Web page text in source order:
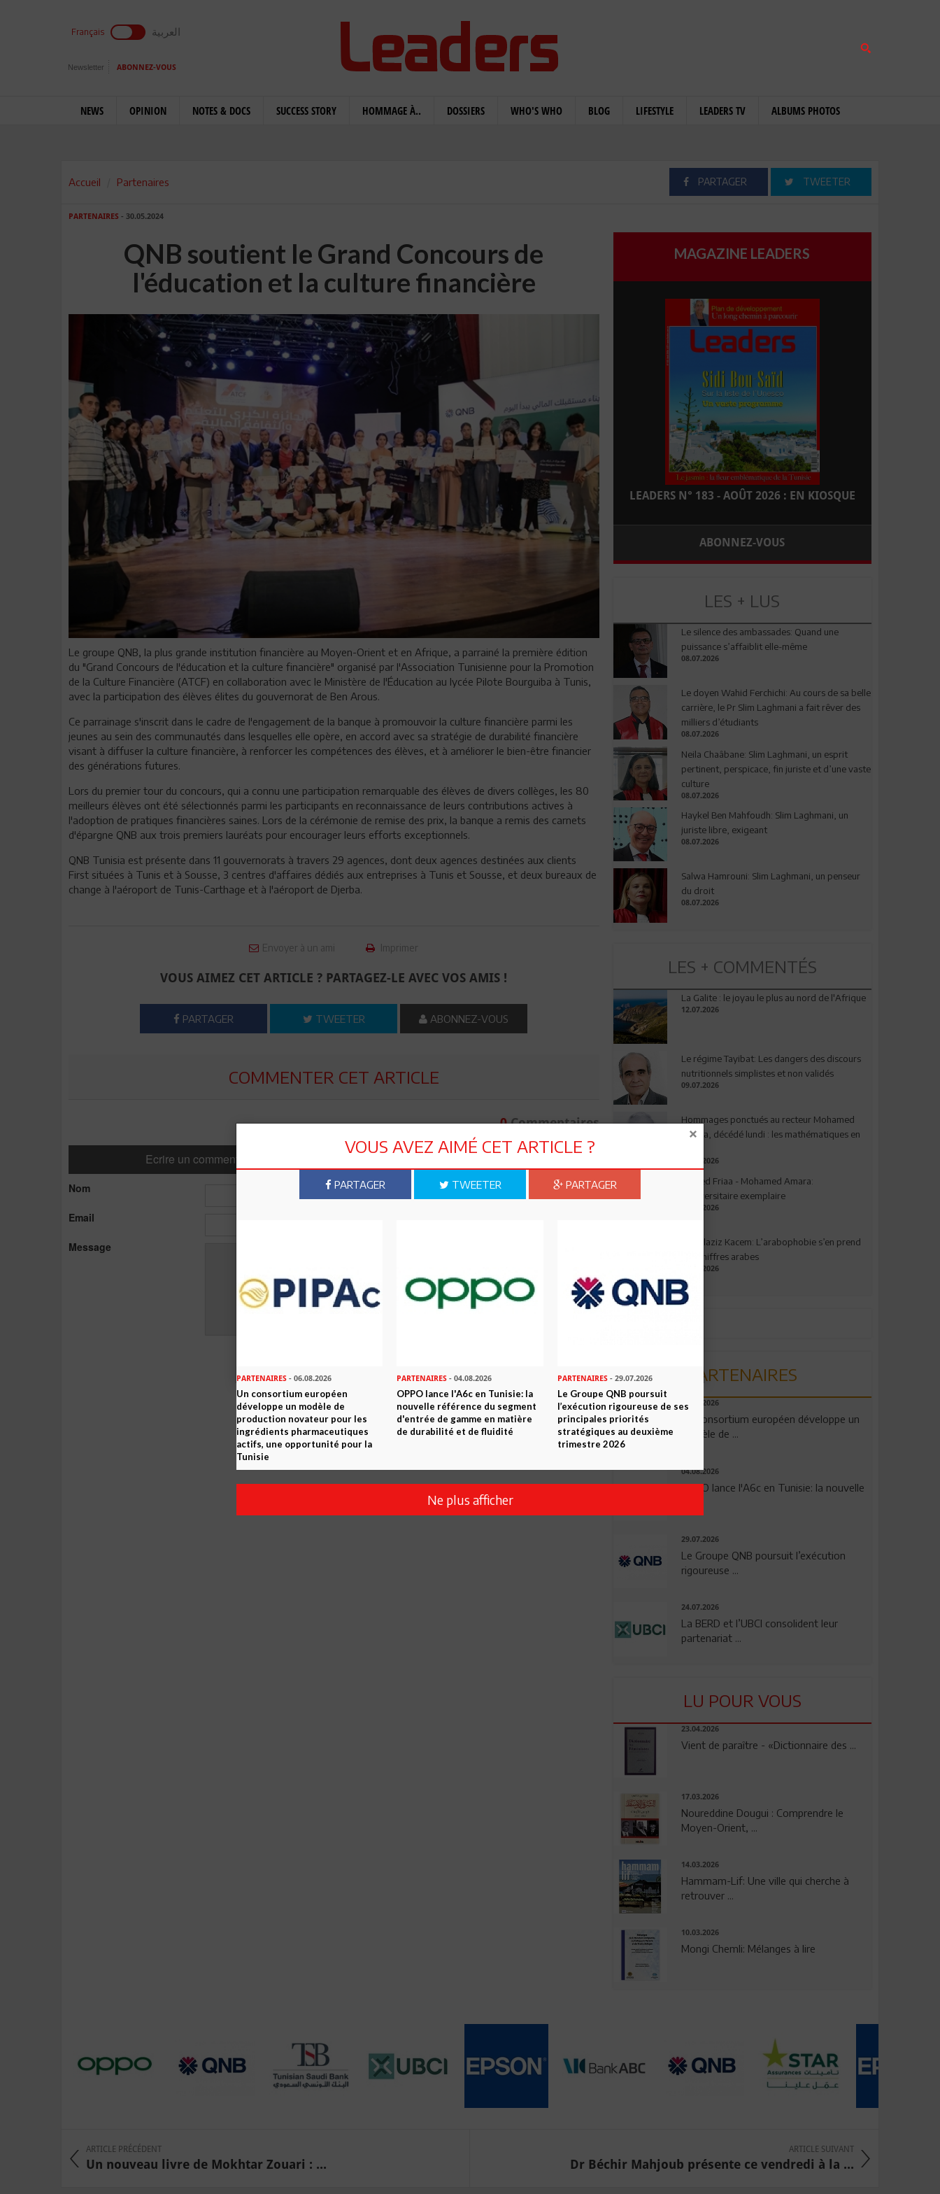
Français العربية
Newsletter ABONNEZ-VOUS
NEWS OPINION NOTES & DOCS SUCCESS STORY HOMMAGE À.. DOSSIERS WHO'S WHO BLOG LIFESTYLE LEADERS TV ALBUMS PHOTOS
Accueil Partenaires PARTAGER TWEETER
PARTENAIRES - 30.05.2024
QNB soutient le Grand Concours de
l'éducation et la culture financière
Le groupe QNB, la plus grande institution financière au Moyen-Orient et en Afrique, a parrainé la première édition
du "Grand Concours de l'éducation et la culture financière" organisé par l'Association Tunisienne pour la Promotion
de la Culture Financière (ATCF) en collaboration avec le Ministère de l'Éducation au lycée Pilote Bourguiba à Tunis,
avec la participation des élèves élites du gouvernorat de Ben Arous.
Ce parrainage s'inscrit dans le cadre de l'engagement de la banque à promouvoir la culture financière parmi les
jeunes au sein des communautés dans lesquelles elle opère, en accord avec sa stratégie de durabilité financière
visant à diffuser la culture financière, à renforcer les compétences des élèves, et à améliorer le bien-être financier
des générations futures.
Lors du premier tour du concours, qui a connu une participation remarquable des élèves de divers collèges, les 80
meilleurs élèves ont été sélectionnés parmi les participants en reconnaissance de leurs contributions actives à
l'adoption de pratiques financières saines. Lors de la cérémonie de remise des prix, la banque a remis des carnets
d'épargne QNB aux trois premiers lauréats pour encourager leurs efforts exceptionnels.
QNB Tunisia est présente dans 11 gouvernorats à travers 29 agences, dont deux agences destinées aux clients
First situées à Tunis et à Sousse, 3 centres d'affaires dédiés aux entreprises à Tunis et Sousse, et deux bureaux de
change à l'aéroport de Tunis-Carthage et à l'aéroport de Djerba.
Envoyer à un ami Imprimer
VOUS AIMEZ CET ARTICLE ? PARTAGEZ-LE AVEC VOS AMIS !
PARTAGER TWEETER ABONNEZ-VOUS
COMMENTER CET ARTICLE
0Commentaires
Ecrire un commentaire
Nom
Email
Message
MAGAZINE LEADERS
LEADERS N° 183 - AOÛT 2026 : EN KIOSQUE
ABONNEZ-VOUS
LES + LUS
Le silence des ambassades: Quand une
puissance s’affaiblit elle-même
08.07.2026
Le doyen Wahid Ferchichi: Au cours de sa belle
carrière, le Pr Slim Laghmani a fait rêver des
milliers d’étudiants
08.07.2026
Neila Chaâbane: Slim Laghmani, un esprit
pertinent, perspicace, fin juriste et d’une vaste
culture
08.07.2026
Haykel Ben Mahfoudh: Slim Laghmani, un
juriste libre, exigeant
08.07.2026
Salwa Hamrouni: Slim Laghmani, un penseur
du droit
08.07.2026
LES + COMMENTÉS
La Galite : le joyau le plus au nord de l'Afrique
12.07.2026
Le régime Tayibat: Les dangers des discours
nutritionnels simplistes et non validés
09.07.2026
Hommages ponctués au recteur Mohamed
Amara, décédé lundi : les mathématiques en
03.08.2026
Ahmed Friaa - Mohamed Amara:
l’Universitaire exemplaire
04.08.2026
Abdelaziz Kacem: L’arabophobie s’en prend
aux chiffres arabes
09.07.2026
PARTENAIRES
06.08.2026
Un consortium européen développe un
modèle de ...
04.08.2026
OPPO lance l'A6c en Tunisie: la nouvelle
29.07.2026
Le Groupe QNB poursuit l’exécution
rigoureuse ...
24.07.2026
La BERD et l’UBCI consolident leur
partenariat ...
LU POUR VOUS
23.04.2026
Vient de paraître - «Dictionnaire des ...
17.03.2026
Noureddine Dougui : Comprendre le
Moyen-Orient, ...
14.03.2026
Hammam-Lif: Une ville qui cherche à
retrouver ...
10.03.2026
Mongi Chemli: Mélanges à lire
ARTICLE PRÉCÉDENT
Un nouveau livre de Mokhtar Zouari : ...
ARTICLE SUIVANT
Dr Béchir Mahjoub présente ce vendredi à la ...
VOUS AVEZ AIMÉ CET ARTICLE ?
PARTAGER TWEETER PARTAGER
PARTENAIRES - 06.08.2026
Un consortium européen
développe un modèle de
production novateur pour les
ingrédients pharmaceutiques
actifs, une opportunité pour la
Tunisie
PARTENAIRES - 04.08.2026
OPPO lance l'A6c en Tunisie: la
nouvelle référence du segment
d'entrée de gamme en matière
de durabilité et de fluidité
PARTENAIRES- 29.07.2026
Le Groupe QNB poursuit
l’exécution rigoureuse de ses
principales priorités
stratégiques au deuxième
trimestre 2026
Ne plus afficher